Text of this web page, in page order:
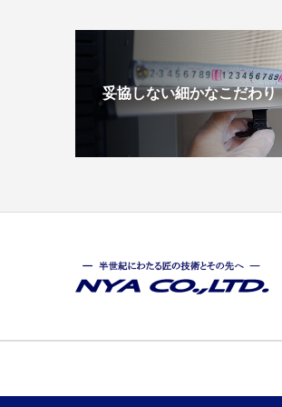
妥協しない細かなこだわり